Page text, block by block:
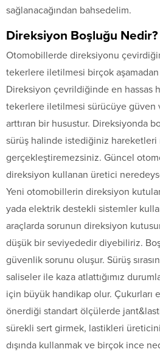
sağlanacağından bahsedelim.
Direksiyon Boşluğu Nedir?
Otomobillerde direksiyonu
tekerlere iletilmesi birçok aşamadan
Direksiyon çevrildiğinde en hassas
tekerlere iletilmesi sürücüye güven
arttıran bir husustur. Direksiyonda
sürüş halinde istediğiniz
gerçekleştiremezsiniz. Güncel
direksiyon kullanan üretici
Yeni otomobillerin direksiyon
yada elektrik destekli sistemler
araçlarda sorunun direksiyon
düşük bir seviyededir diyebiliriz.
güvenlik sorunu oluşur. Sürüş
saliseler ile kaza atlattığımız
için büyük handikap olur. Çukurları
önerdiği standart ölçülerde
sürekli sert girmek, lastikleri
dışında kullanmak ve birçok ince